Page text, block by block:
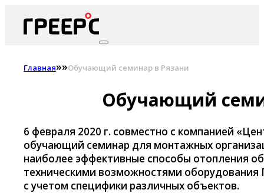
Главная»»Обучающий семинар в Рязани
Обучающий
6 февраля 2020 г. совместно с компанией
обучающий семинар для монтажных
наиболее эффективные способы отопления
техническими возможностями
с учетом специфики различных объектов.